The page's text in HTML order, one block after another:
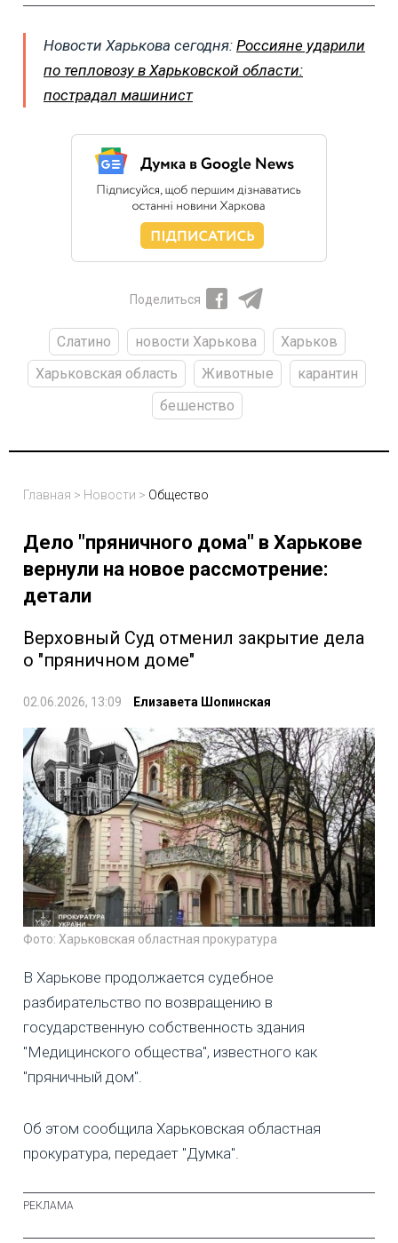
Новости Харькова сегодня: Россияне ударили
по тепловозу в Харьковской области:
пострадал машинист
Поделиться
Слатино новости Харькова
Харьков
Харьковская область
Животные
карантин
бешенство
Главная > Новости > Общество
Дело "пряничного дома" в Харькове
вернули на новое рассмотрение:
детали
Верховный Суд отменил закрытие дела
о "пряничном доме"
02.06.2026, 13:09 Елизавета Шопинская
Фото: Харьковская областная прокуратура
В Харькове продолжается судебное
разбирательство по возвращению в
государственную собственность здания
"Медицинского общества", известного как
"пряничный дом".
Об этом сообщила Харьковская областная
прокуратура, передает "Думка".